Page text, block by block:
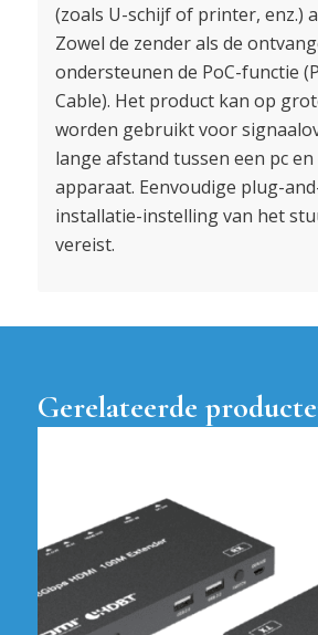
(zoals U-schijf of printer, enz.)
Zowel de zender als de
ondersteunen de PoC-functie
Cable). Het product kan op
worden gebruikt voor
lange afstand tussen een pc en
apparaat. Eenvoudige plug-
installatie-instelling van het
vereist.
Gerelateerde